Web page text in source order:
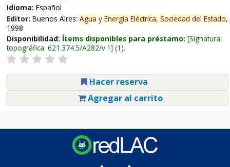
Idioma: Español
Editor: Buenos Aires: Agua y Energía Eléctrica, Sociedad del Estado,
1998
Disponibilidad: Ítems disponibles para préstamo: Signatura
topográfica: 621.374.5/A282/v.1 (1).
Hacer reserva
Agregar al carrito